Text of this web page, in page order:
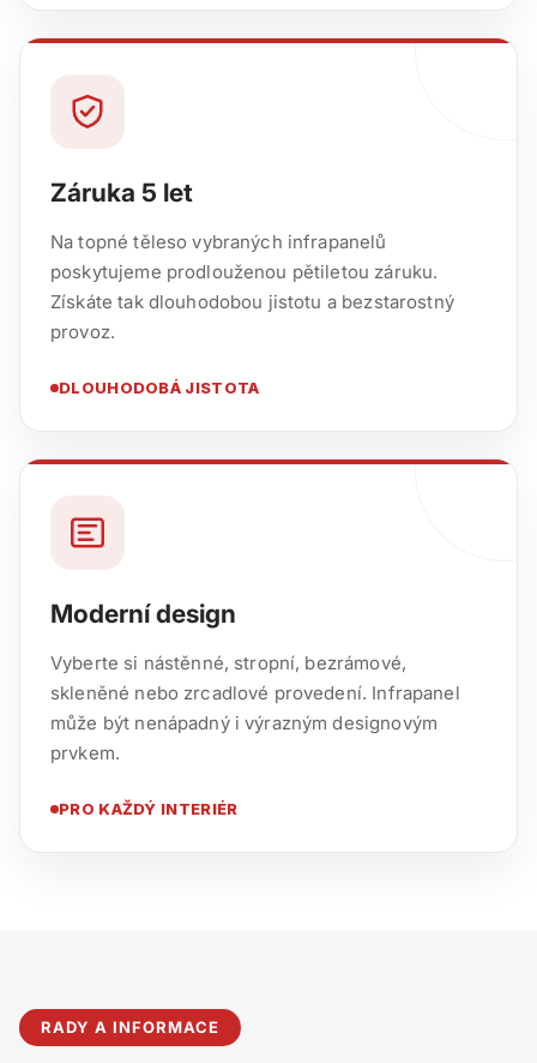
Záruka 5 let
Na topné těleso vybraných infrapanelů
poskytujeme prodlouženou pětiletou záruku.
Získáte tak dlouhodobou jistotu a bezstarostný
provoz.
DLOUHODOBÁ JISTOTA
Moderní design
Vyberte si nástěnné, stropní, bezrámové,
skleněné nebo zrcadlové provedení. Infrapanel
může být nenápadný i výrazným designovým
prvkem.
PRO KAŽDÝ INTERIÉR
RADY A INFORMACE